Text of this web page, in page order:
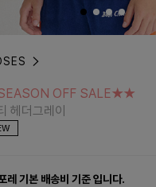
더그레이 OFF SALE★★
헤더그레이
레 기본 배송비 기준 입니다.